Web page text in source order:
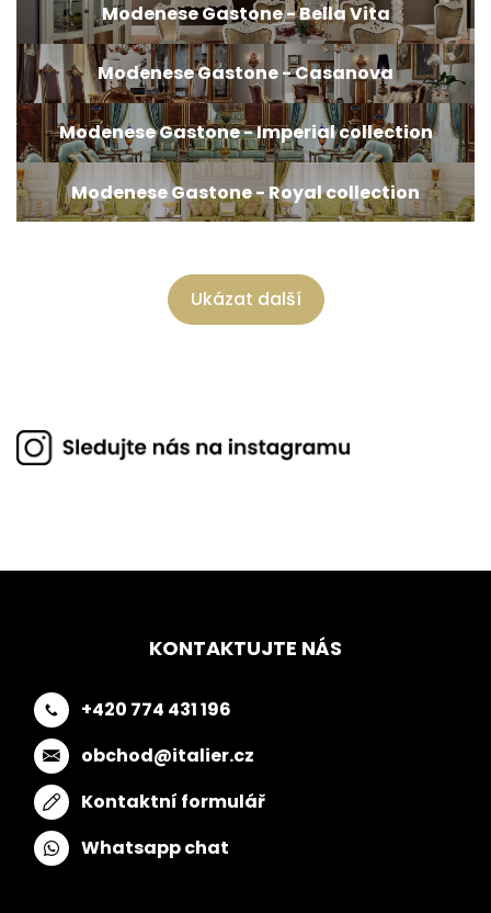
Modenese Gastone - Bella Vita
Modenese Gastone - Casanova
Modenese Gastone - Imperial collection
Modenese Gastone - Royal collection
Ukázat další
KONTAKTUJTE NÁS
+420 774 431 196
obchod@italier.cz
Kontaktní formulář
Whatsapp chat